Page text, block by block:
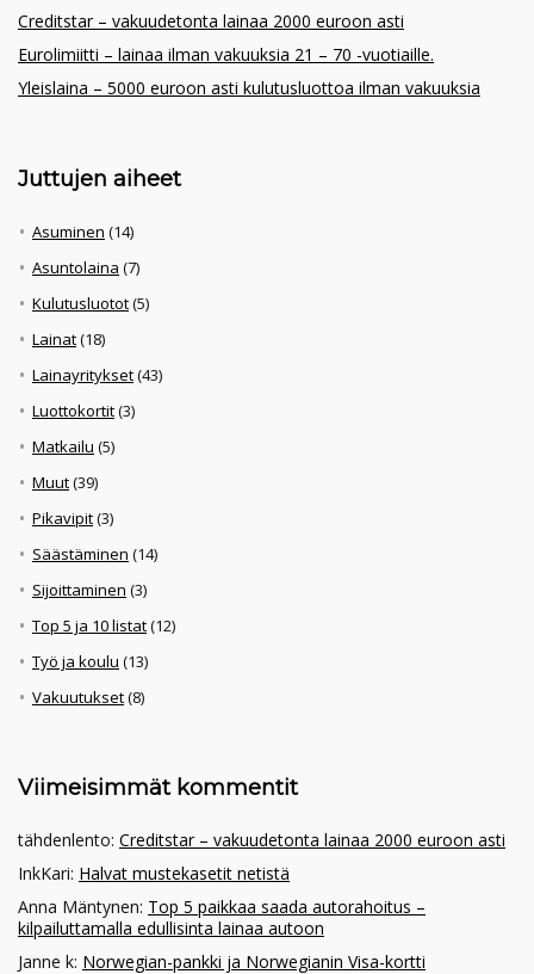
Creditstar – vakuudetonta lainaa 2000 euroon asti
Eurolimiitti – lainaa ilman vakuuksia 21 – 70 -vuotiaille.
Yleislaina – 5000 euroon asti kulutusluottoa ilman vakuuksia
Juttujen aiheet
Asuminen (14)
Asuntolaina (7)
Kulutusluotot(5)
Lainat(18)
Lainayritykset(43)
Luottokortit(3)
Matkailu (5)
Muut(39)
Pikavipit(3)
Säästäminen (14)
Sijoittaminen (3)
Top 5 ja 10 listat(12)
Työ ja koulu (13)
Vakuutukset(8)
Viimeisimmät kommentit
tähdenlento: Creditstar – vakuudetonta lainaa 2000 euroon asti
InkKari: Halvat mustekasetit netistä
Anna Mäntynen: Top 5 paikkaa saada autorahoitus –
kilpailuttamalla edullisinta lainaa autoon
Janne k: Norwegian-pankki ja Norwegianin Visa-kortti